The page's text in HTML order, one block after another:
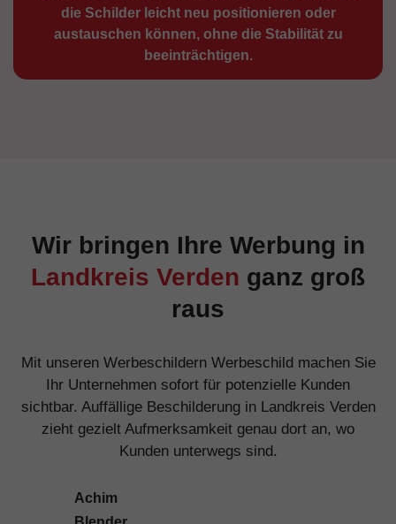
die Schilder leicht neu positio­nieren oder
austauschen können, ohne die Stabilität zu
beeinträchtigen.
Wir bringen Ihre Werbung in
Landkreis Verden ganz groß
raus
Mit unseren Werbeschildern Werbeschild machen Sie
Ihr Unternehmen sofort für potenzielle Kunden
sichtbar. Auffällige Beschilderung in Landkreis Verden
zieht gezielt Aufmerksamkeit genau dort an, wo
Kunden unterwegs sind.
Achim